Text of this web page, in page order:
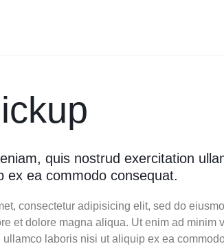
quis nostrud exercitation
ex ea commodo consequat.
consectetur adipisicing elit, sed do
et dolore magna aliqua. Ut enim ad minim
laboris nisi ut aliquip ex ea